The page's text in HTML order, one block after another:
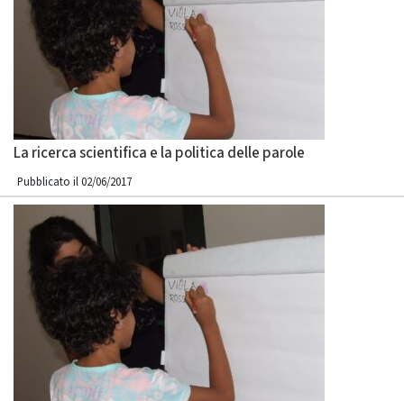
La ricerca scientifica e la politica delle parole
Pubblicato il 02/06/2017